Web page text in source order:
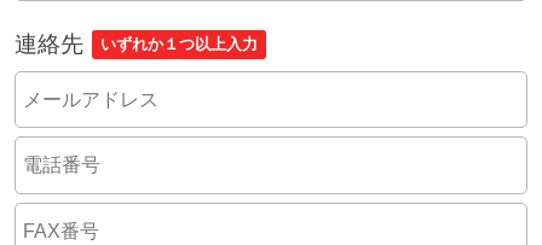
連絡先 いずれか１つ以上入力